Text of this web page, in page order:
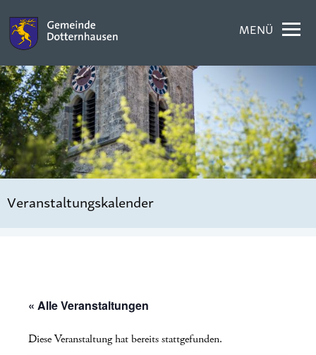
MENÜ
Veranstaltungskalender
« Alle Veranstaltungen
Diese Veranstaltung hat bereits stattgefunden.